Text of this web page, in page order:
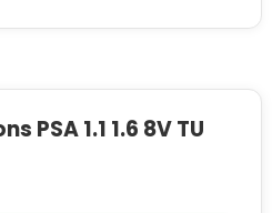
PSA 1.1 1.6 8V TU